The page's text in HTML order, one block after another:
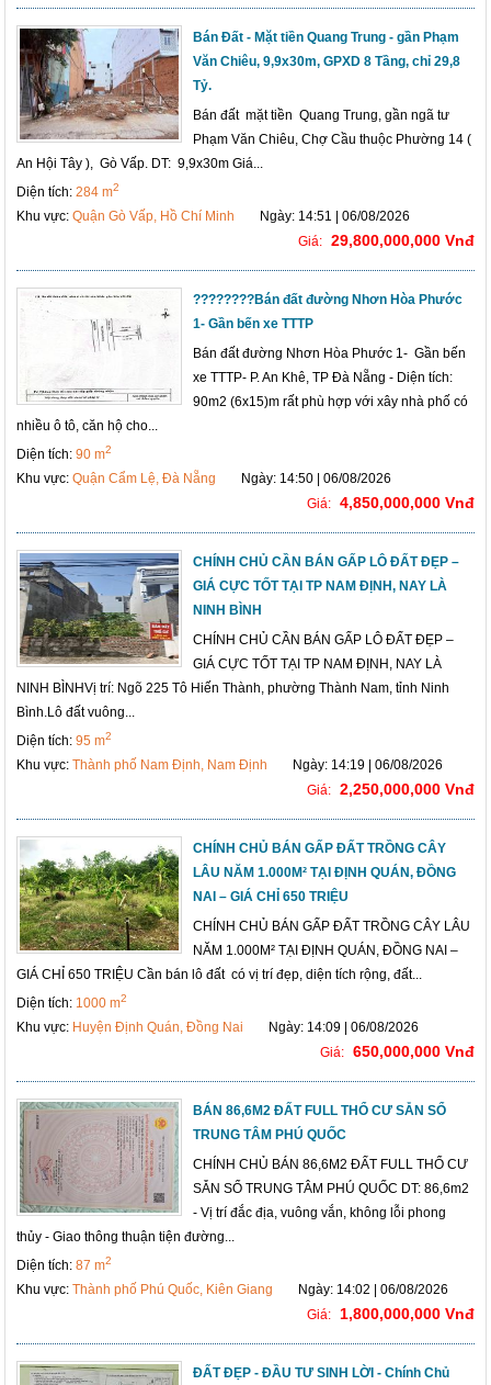
Bán Đất - Mặt tiền Quang Trung - gần Phạm
Văn Chiêu, 9,9x30m, GPXD 8 Tầng, chỉ 29,8
Tỷ.
Bán đất mặt tiền Quang Trung, gần ngã tư
Phạm Văn Chiêu, Chợ Cầu thuộc Phường 14 (
An Hội Tây ), Gò Vấp. DT: 9,9x30m Giá...
Diện tích:284 m2
Khu vực:Quận Gò Vấp, Hồ Chí Minh
Ngày: 14:51 | 06/08/2026
Giá: 29,800,000,000 Vnđ
????????Bán đất đường Nhơn Hòa Phước
1- Gần bến xe TTTP
Bán đất đường Nhơn Hòa Phước 1- Gần bến
xe TTTP- P. An Khê, TP Đà Nẵng - Diện tích:
90m2 (6x15)m rất phù hợp với xây nhà phố có
nhiều ô tô, căn hộ cho...
Diện tích:90 m2
Khu vực:Quận Cẩm Lệ, Đà Nẵng
Ngày: 14:50 | 06/08/2026
Giá: 4,850,000,000 Vnđ
CHÍNH CHỦ CẦN BÁN GẤP LÔ ĐẤT ĐẸP –
GIÁ CỰC TỐT TẠI TP NAM ĐỊNH, NAY LÀ
NINH BÌNH
CHÍNH CHỦ CẦN BÁN GẤP LÔ ĐẤT ĐẸP –
GIÁ CỰC TỐT TẠI TP NAM ĐỊNH, NAY LÀ
NINH BÌNHVị trí: Ngõ 225 Tô Hiến Thành, phường Thành Nam, tỉnh Ninh
Bình.Lô đất vuông...
Diện tích:95 m2
Khu vực:Thành phố Nam Định, Nam Định
Ngày: 14:19 | 06/08/2026
Giá: 2,250,000,000 Vnđ
CHÍNH CHỦ BÁN GẤP ĐẤT TRỒNG CÂY
LÂU NĂM 1.000M² TẠI ĐỊNH QUÁN, ĐỒNG
NAI – GIÁ CHỈ 650 TRIỆU
CHÍNH CHỦ BÁN GẤP ĐẤT TRỒNG CÂY LÂU
NĂM 1.000M² TẠI ĐỊNH QUÁN, ĐỒNG NAI –
GIÁ CHỈ 650 TRIỆU Cần bán lô đất có vị trí đẹp, diện tích rộng, đất...
Diện tích: 1000 m2
Khu vực: Huyện Định Quán, Đồng Nai
Ngày: 14:09 | 06/08/2026
Giá: 650,000,000 Vnđ
BÁN 86,6M2 ĐẤT FULL THỔ CƯ SẴN SỔ
TRUNG TÂM PHÚ QUỐC
CHÍNH CHỦ BÁN 86,6M2 ĐẤT FULL THỔ CƯ
SẴN SỔ TRUNG TÂM PHÚ QUỐC DT: 86,6m2
- Vị trí đắc địa, vuông vắn, không lỗi phong
thủy - Giao thông thuận tiện đường...
Diện tích:87 m2
Khu vực:Thành phố Phú Quốc, Kiên Giang
Ngày: 14:02 | 06/08/2026
Giá:
1,800,000,000 Vnđ
ĐẤT ĐẸP - ĐẦU TƯ SINH LỜI - Chính Chủ